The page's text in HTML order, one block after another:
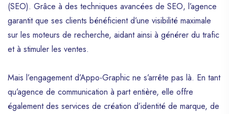
(SEO). Grâce à des techniques avancées de SEO, l’agence
garantit que ses clients bénéficient d’une visibilité maximale
sur les moteurs de recherche, aidant ainsi à générer du trafic
et à stimuler les ventes.
Mais l’engagement d’Appo-Graphic ne s’arrête pas là. En tant
qu’agence de communication à part entière, elle offre
également des services de création d’identité de marque, de